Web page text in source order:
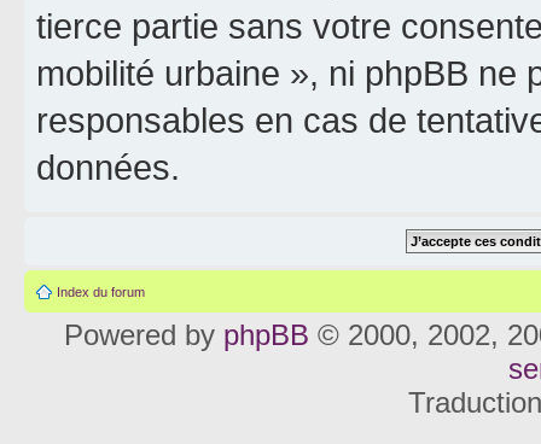
tierce partie sans votre
mobilité urbaine », ni phpBB ne
responsables en cas de
données.
Index du forum
Powered by phpBB © 2000, 2002,